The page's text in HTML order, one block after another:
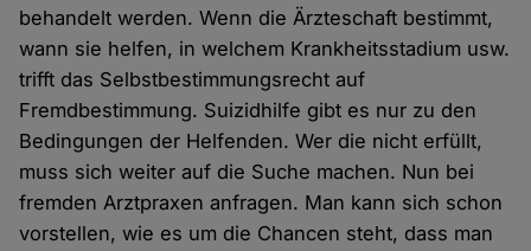
behandelt werden. Wenn die Ärzteschaft bestimmt,
wann sie helfen, in welchem Krankheitsstadium usw.
trifft das Selbstbestimmungsrecht auf
Fremdbestimmung. Suizidhilfe gibt es nur zu den
Bedingungen der Helfenden. Wer die nicht erfüllt,
muss sich weiter auf die Suche machen. Nun bei
fremden Arztpraxen anfragen. Man kann sich schon
vorstellen, wie es um die Chancen steht, dass man